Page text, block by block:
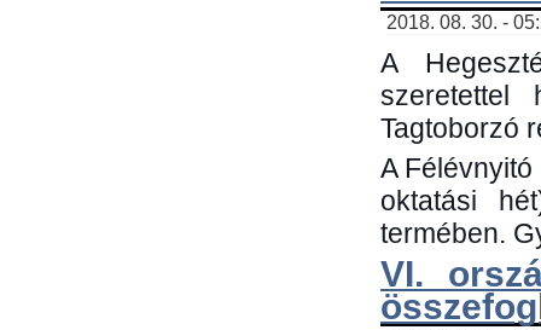
2018. 08. 30. -
A
szeretettel
Tagtoborzó
A
oktatási
termében.
VI.